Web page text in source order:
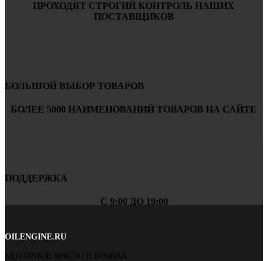
ПРОХОДЯТ СТРОГИЙ КОНТРОЛЬ НАШИХ
ПОСТАВЩИКОВ
БОЛЬШОЙ ВЫБОР ТОВАРОВ
БОЛЕЕ 5000 НАИМЕНОВАНИЙ ТОВАРОВ НА САЙТЕ
ПОДДЕРЖКА
С 9:00 ДО 19:00
OILENGINE.RU
МОТОРНОЕ МАСЛО В БОЧКАХ